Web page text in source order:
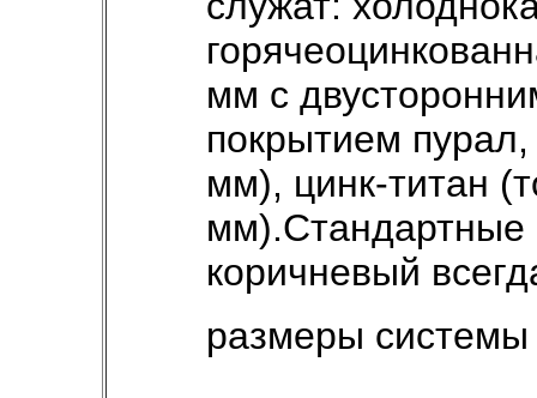
мм с
покрытием
мм), цинк-титан
мм).Стандартные
коричневый
размеры